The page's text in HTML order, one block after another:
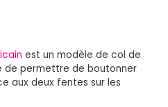
est un modèle de col de
de permettre de boutonner
aux deux fentes sur les